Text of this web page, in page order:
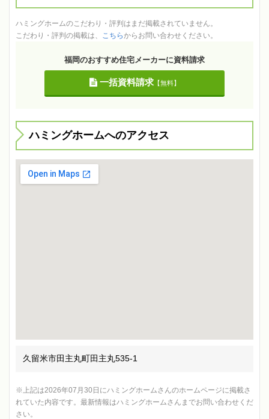
ハミングホームのこだわり・評判はまだ掲載されていません。
こだわり・評判の掲載は、
こちらからお問い合わせください。
福岡のおすすめ住宅メーカーに資料請求
一括資料請求【無料】
ハミングホームへのアクセス
久留米市田主丸町田主丸535-1
※上記は2026年07月30日にハミングホームさんのホームページに掲載さ
れていた内容です。最新情報はハミングホームさんまでお問い合わせくだ
さい。